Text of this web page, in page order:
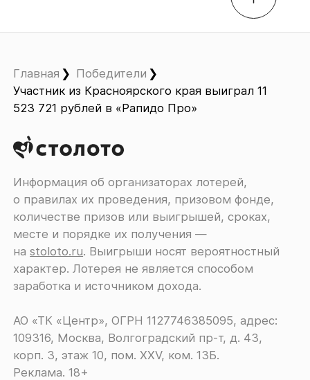
Главная
Победители
Участник из Красноярского края выиграл 11
523 721 рублей в «Рапидо Про»
Информация об организаторах лотерей,
о правилах их проведения, призовом фонде,
количестве призов или выигрышей, сроках,
месте и порядке их получения ―
наstoloto.ru. Выигрыши носят вероятностный
характер. Лотерея не является способом
заработка и источником дохода.
АО «ТК «Центр», ОГРН 1127746385095, адрес:
109316, Москва, Волгоградский пр-т, д. 43,
корп. 3, этаж 10, пом. XXV, ком. 13Б.
Реклама. 18+